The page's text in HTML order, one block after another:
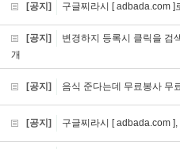
[공지] 구글찌라시 [ adbada.com ]
[공지]
변경하지 등록시 클릭을 검
개
[공지] 음식 준다는데 무료봉사 무
[공지] 구글찌라시 [ adbada.com